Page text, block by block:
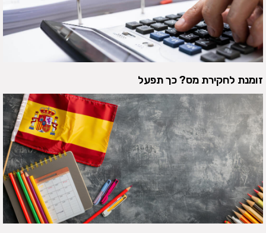
זומנת לחקירת מס? כך תפעל